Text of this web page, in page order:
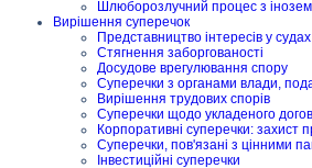
Шлюборозлучний процес з
Вирішення суперечок
Представництво інтересів у судах
Стягнення заборгованості
Досудове врегулювання спору
Суперечки з органами влади,
Вирішення трудових спорів
Суперечки щодо укладеного
Корпоративні суперечки: захист
Суперечки, пов'язані з цінними
Інвестиційні суперечки